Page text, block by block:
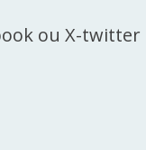
ou X-twitter